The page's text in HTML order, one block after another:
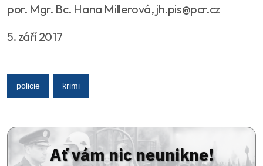
por. Mgr. Bc. Hana Millerová, jh.pis@pcr.cz
5. září 2017
policie krimi
Ať vám nic neunikne!